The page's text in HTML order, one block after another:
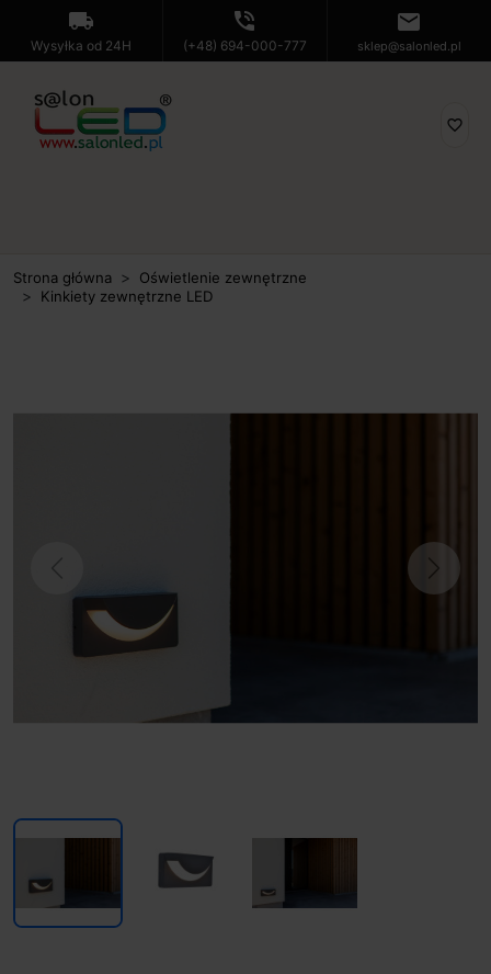
local_shipping
Wysyłka od 24H
phone_in_talk
(+48) 694-000-777
mail
sklep@salonled.pl
favorite_border
Strona główna
Oświetlenie zewnętrzne
Kinkiety zewnętrzne LED
Next